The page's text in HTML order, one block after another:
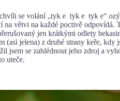
volání „tyk e tyk e tyk e“
na větvi na každé poctivě odpovídá.
jen krátkými odlety
(asi jelena) z druhé strany keře, kdy
jsem se zahlédnout jeho zdroj a
uteče.